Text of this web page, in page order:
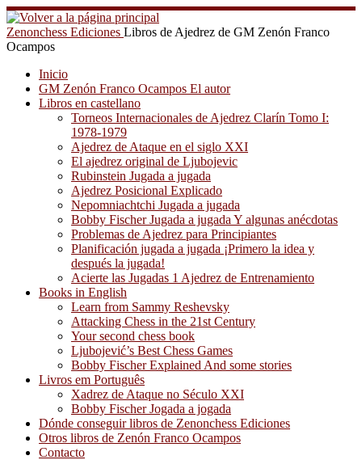
Saltar
al
contenido
Zenonchess Ediciones Libros de Ajedrez de GM Zenón Franco
Ocampos
Inicio
GM Zenón Franco Ocampos El autor
Libros en castellano
Torneos Internacionales de Ajedrez Clarín Tomo I:
1978-1979
Ajedrez de Ataque en el siglo XXI
El ajedrez original de Ljubojevic
Rubinstein Jugada a jugada
Ajedrez Posicional Explicado
Nepomniachtchi Jugada a jugada
Bobby Fischer Jugada a jugada Y algunas anécdotas
Problemas de Ajedrez para Principiantes
Planificación jugada a jugada ¡Primero la idea y
después la jugada!
Acierte las Jugadas 1 Ajedrez de Entrenamiento
Books in English
Learn from Sammy Reshevsky
Attacking Chess in the 21st Century
Your second chess book
Ljubojević’s Best Chess Games
Bobby Fischer Explained And some stories
Livros em Português
Xadrez de Ataque no Século XXI
Bobby Fischer Jogada a jogada
Dónde conseguir libros de Zenonchess Ediciones
Otros libros de Zenón Franco Ocampos
Contacto